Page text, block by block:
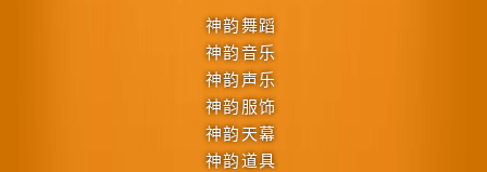
神韵舞蹈
神韵音乐
神韵声乐
神韵服饰
神韵天幕
神韵道具